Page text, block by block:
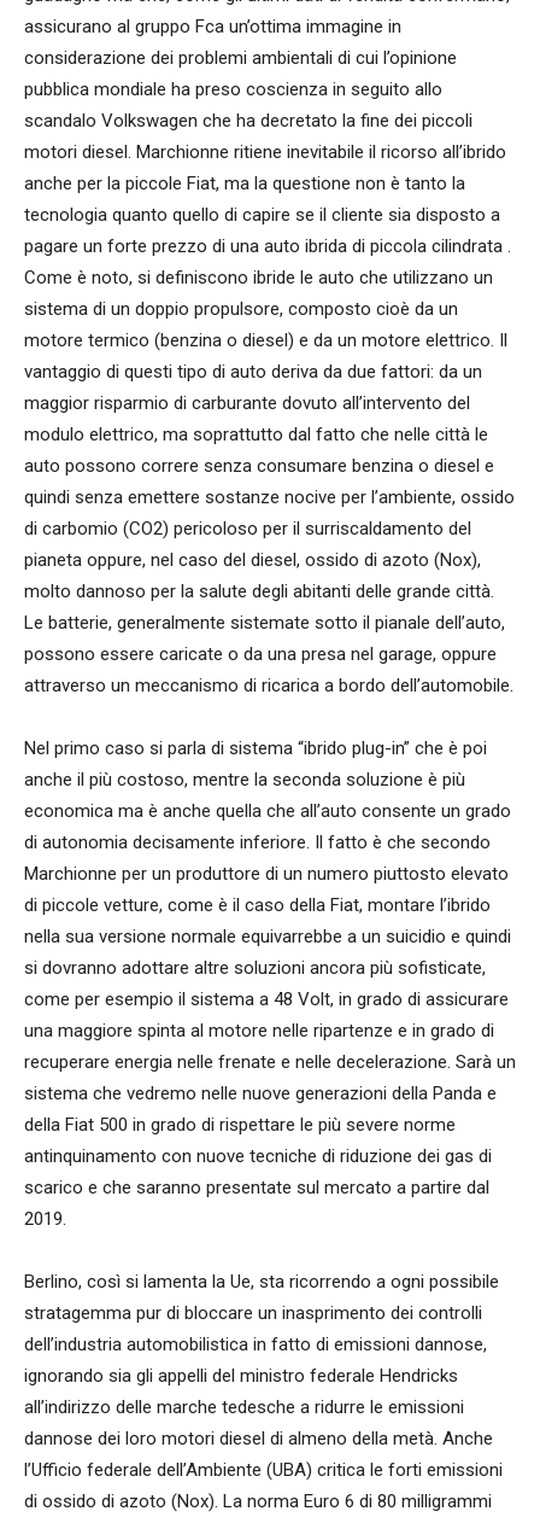
assicurano al gruppo Fca un’ottima immagine in
considerazione dei problemi ambientali di cui l’opinione
pubblica mondiale ha preso coscienza in seguito allo
scandalo Volkswagen che ha decretato la fine dei piccoli
motori diesel. Marchionne ritiene inevitabile il ricorso all’ibrido
anche per la piccole Fiat, ma la questione non è tanto la
tecnologia quanto quello di capire se il cliente sia disposto a
pagare un forte prezzo di una auto ibrida di piccola cilindrata .
Come è noto, si definiscono ibride le auto che utilizzano un
sistema di un doppio propulsore, composto cioè da un
motore termico (benzina o diesel) e da un motore elettrico. Il
vantaggio di questi tipo di auto deriva da due fattori: da un
maggior risparmio di carburante dovuto all’intervento del
modulo elettrico, ma soprattutto dal fatto che nelle città le
auto possono correre senza consumare benzina o diesel e
quindi senza emettere sostanze nocive per l’ambiente, ossido
di carbomio (CO2) pericoloso per il surriscaldamento del
pianeta oppure, nel caso del diesel, ossido di azoto (Nox),
molto dannoso per la salute degli abitanti delle grande città.
Le batterie, generalmente sistemate sotto il pianale dell’auto,
possono essere caricate o da una presa nel garage, oppure
attraverso un meccanismo di ricarica a bordo dell’automobile.
Nel primo caso si parla di sistema “ibrido plug-in” che è poi
anche il più costoso, mentre la seconda soluzione è più
economica ma è anche quella che all’auto consente un grado
di autonomia decisamente inferiore. Il fatto è che secondo
Marchionne per un produttore di un numero piuttosto elevato
di piccole vetture, come è il caso della Fiat, montare l’ibrido
nella sua versione normale equivarrebbe a un suicidio e quindi
si dovranno adottare altre soluzioni ancora più sofisticate,
come per esempio il sistema a 48 Volt, in grado di assicurare
una maggiore spinta al motore nelle ripartenze e in grado di
recuperare energia nelle frenate e nelle decelerazione. Sarà un
sistema che vedremo nelle nuove generazioni della Panda e
della Fiat 500 in grado di rispettare le più severe norme
antinquinamento con nuove tecniche di riduzione dei gas di
scarico e che saranno presentate sul mercato a partire dal
2019.
Berlino, così si lamenta la Ue, sta ricorrendo a ogni possibile
stratagemma pur di bloccare un inasprimento dei controlli
dell’industria automobilistica in fatto di emissioni dannose,
ignorando sia gli appelli del ministro federale Hendricks
all’indirizzo delle marche tedesche a ridurre le emissioni
dannose dei loro motori diesel di almeno della metà. Anche
l’Ufficio federale dell’Ambiente (UBA) critica le forti emissioni
di ossido di azoto (Nox). La norma Euro 6 di 80 milligrammi